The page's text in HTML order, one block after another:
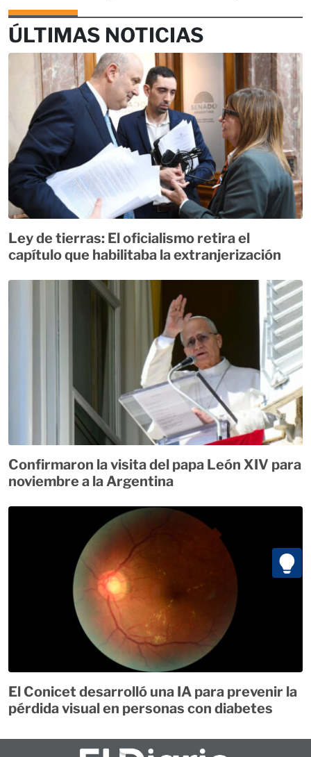
ÚLTIMAS NOTICIAS
Ley de tierras: El oficialismo retira el
capítulo que habilitaba la extranjerización
Confirmaron la visita del papa León XIV para
noviembre a la Argentina
El Conicet desarrolló una IA para prevenir la
pérdida visual en personas con diabetes